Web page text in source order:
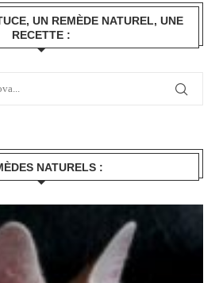
UN REMÈDE NATUREL, UNE
RECETTE :
NATURELS :